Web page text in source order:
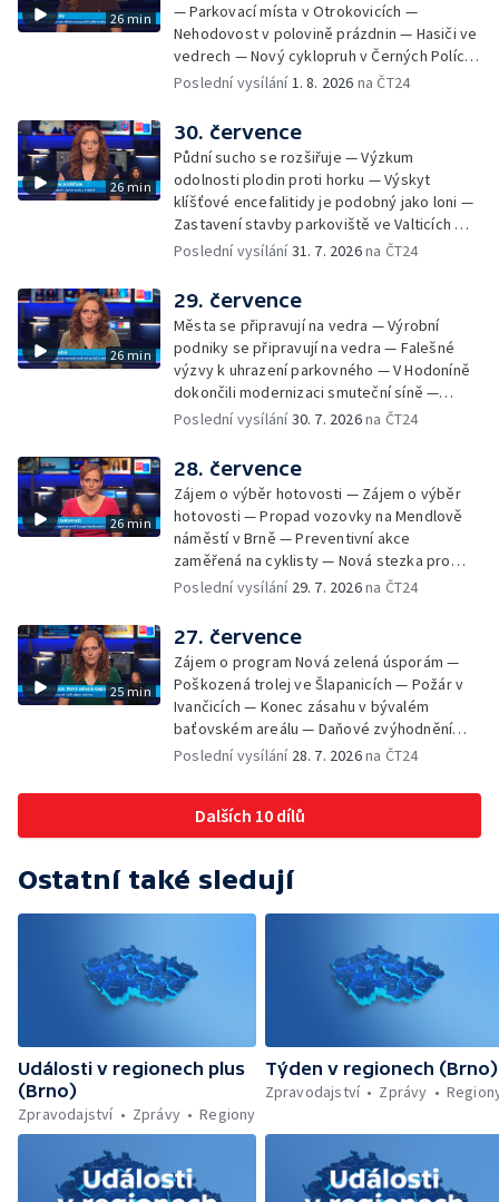
26 min
— Parkovací místa v Otrokovicích —
Nehodovost v polovině prázdnin — Hasiči ve
vedrech — Nový cyklopruh v Černých Polích
— Květinová výstava ve Věžkách
Poslední vysílání1. 8. 2026 na ČT24
26 min
30. července
Půdní sucho se rozšiřuje — Výzkum
odolnosti plodin proti horku — Výskyt
klíšťové encefalitidy je podobný jako loni —
Zastavení stavby parkoviště ve Valticích —
Spor o lokalitu lesa v Rožnově pod
organismus — Kybernetický incident na
Masarykově univerzitě — Slavnostní
vyřazení absolventů Univerzity obran —
Letní kurzy umění pro mladé — Mobilní
kurníky pomáhají na poli
Poslední vysílání31. 7. 2026na ČT24
26 min
29. července
Města se připravují na vedra — Výrobní
podniky se připravují na vedra — Falešné
výzvy k uhrazení parkovného — V Hodoníně
dokončili modernizaci smuteční síně —
Chybějící toalety u dětských hřišť —
bývalého nákupního domu Letná — Končí 52.
ročník Letní filmové školy — 3. ročník
komunitní akce Stůl ve středu — Cesta na
podporu paliativní péče
Poslední vysílání30. 7. 2026na ČT24
26 min
28. července
Zájem o výběr hotovosti — Zájem o výběr
hotovosti — Propad vozovky na Mendlově
náměstí v Brně — Preventivní akce
zaměřená na cyklisty — Nová stezka pro
cyklisty na Zlínsku — Letecká linka mezi
pozorovat zatmění Slunce — Den AČFK na
Letní filmové škole — Milan Uhde slaví 90 let
— Rekonstrukce vojenského srubu
Poslední vysílání 29. 7. 2026na ČT24
25 min
27. července
Zájem o program Nová zelená úsporám —
Poškozená trolej ve Šlapanicích — Požár v
Ivančicích — Konec zásahu v bývalém
baťovském areálu — Daňové zvýhodnění
vína — Výhružky na magistrátu v Olomouci —
Brněnské týmy v první fotbalové lize —
Chystaná rekonstrukce bývalé věznice —
Nový seriál pro děti
Poslední vysílání 28. 7. 2026na ČT24
Dalších 10 dílů
Ostatní také sledují
Události v regionech plus
(Brno)
Zpravodajství
Zprávy Regiony
Týden v regionech (Brno)
Zpravodajství
Zprávy